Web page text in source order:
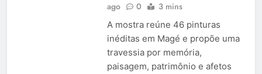
ago
0 3 mins
A mostra reúne 46 pinturas
inéditas em Magé e propõe uma
travessia por memória,
paisagem, patrimônio e afetos